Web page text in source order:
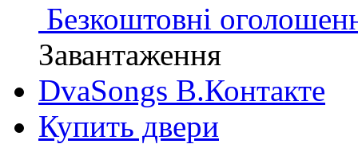
Безкоштовні
Завантаження
DvaSongs В.Контакте
Купить двери